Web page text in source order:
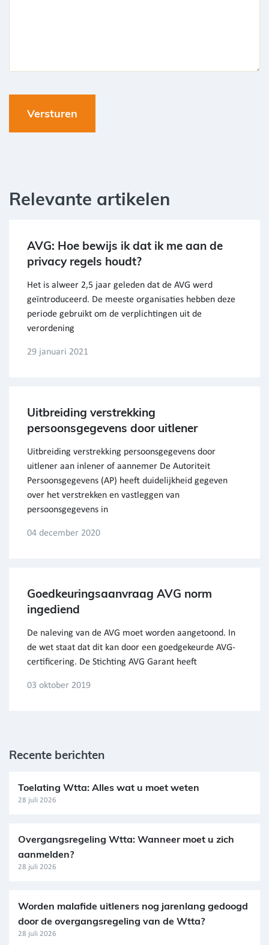
Relevante artikelen
AVG: Hoe bewijs ik dat ik me aan de
privacy regels houdt?
Het is alweer 2,5 jaar geleden dat de AVG werd
geïntroduceerd. De meeste organisaties hebben deze
periode gebruikt om de verplichtingen uit de
verordening
29 januari 2021
Uitbreiding verstrekking
persoonsgegevens door uitlener
Uitbreiding verstrekking persoonsgegevens door
uitlener aan inlener of aannemer De Autoriteit
Persoonsgegevens (AP) heeft duidelijkheid gegeven
over het verstrekken en vastleggen van
persoonsgegevens in
04 december 2020
Goedkeuringsaanvraag AVG norm
ingediend
De naleving van de AVG moet worden aangetoond. In
de wet staat dat dit kan door een goedgekeurde AVG-
certificering. De Stichting AVG Garant heeft
03 oktober 2019
Recente berichten
Toelating Wtta: Alles wat u moet weten
28 juli 2026
Overgangsregeling Wtta: Wanneer moet u zich
aanmelden?
28 juli 2026
Worden malafide uitleners nog jarenlang gedoogd
door de overgangsregeling van de Wtta?
28 juli 2026